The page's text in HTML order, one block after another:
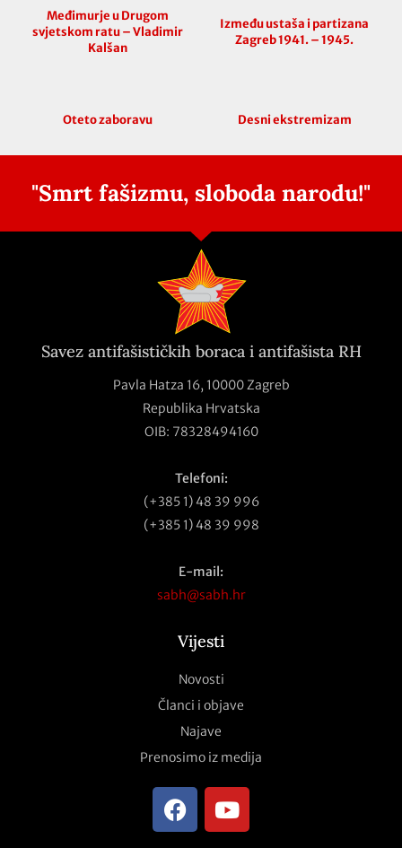
Međimurje u Drugom
svjetskom ratu – Vladimir
Kalšan
Između ustaša i partizana
Zagreb 1941. – 1945.
Oteto zaboravu Desni ekstremizam
"Smrt fašizmu, sloboda narodu!"
Savez antifašističkih boraca i antifašista RH
Pavla Hatza 16, 10000 Zagreb
Republika Hrvatska
OIB: 78328494160
Telefoni:
(+385 1) 48 39 996
(+385 1) 48 39 998
E-mail:
sabh@sabh.hr
Vijesti
Novosti
Članci i objave
Najave
Prenosimo iz medija